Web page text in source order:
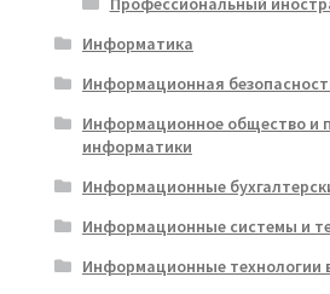
Информатика
Информационная
Информационное общество и
информатики
Информационные
Информационные системы и
Информационные технологии